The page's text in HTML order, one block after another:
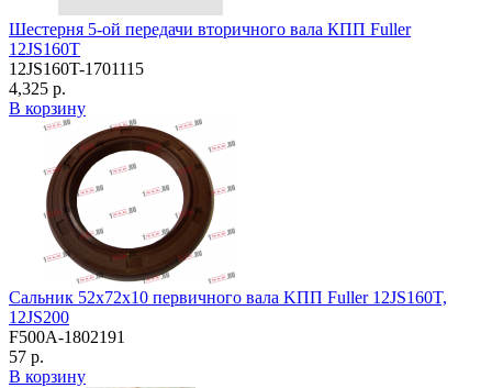
Шестерня 5-ой передачи вторичного вала КПП Fuller
12JS160T
12JS160T-1701115
4,325 р.
В корзину
Сальник 52х72х10 первичного вала KПП Fuller 12JS160T,
12JS200
F500A-1802191
57 р.
В корзину